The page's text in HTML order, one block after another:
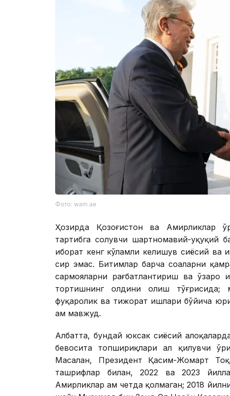
Фото: wam.ae
Ҳозирда Қозоғистон ва Амирликлар
тартибга солувчи шартномавий-ҳуқуқий
иборат кенг кўламли келишув сиёсий ва
сир эмас. Битимлар барча соҳаларни
сармояларни рағбатлантириш ва ўзаро
тортишнинг олдини олиш тўғрисида;
фуқаролик ва тижорат ишлари бўйича
ҳам мавжуд.
Албатта, бундай юксак сиёсий
бевосита топшириқлари ҳал қилувчи
Масалан, Президент Қасим-Жомарт
ташрифлар билан, 2022 ва 2023
Амирликлар ҳам четда қолмаган; 2018